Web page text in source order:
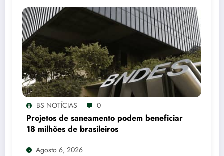
BS NOTÍCIAS 0
Projetos de saneamento podem beneficiar
18 milhões de brasileiros
Agosto 6, 2026